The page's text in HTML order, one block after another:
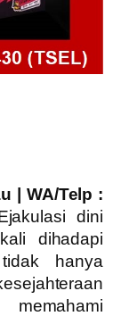
| WA/Telp :
dini
dihadapi
hanya